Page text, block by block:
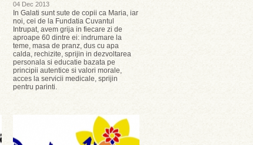
04 Dec 2013
In Galati sunt sute de copii ca Maria, iar
noi, cei de la Fundatia Cuvantul
Intrupat, avem grija in fiecare zi de
aproape 60 dintre ei: indrumare la
teme, masa de pranz, dus cu apa
calda, rechizite, sprijin in dezvoltarea
personala si educatie bazata pe
principii autentice si valori morale,
acces la servicii medicale, sprijin
pentru parinti.